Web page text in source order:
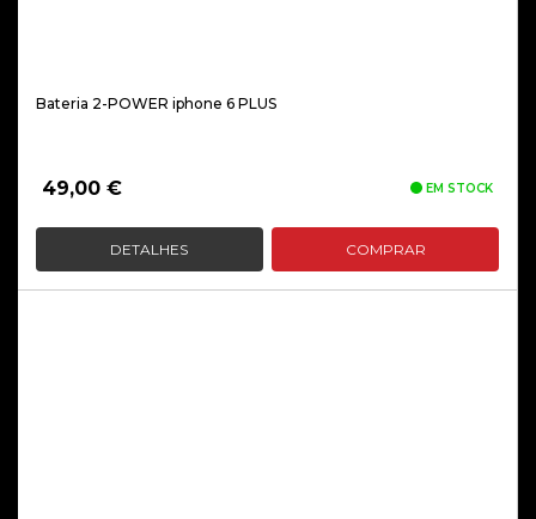
Bateria 2-POWER iphone 6 PLUS
49,00 € EM STOCK
DETALHES COMPRAR